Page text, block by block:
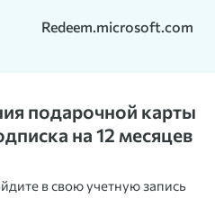
Redeem.microsoft.com
подарочной карты
на 12 месяцев
в свою учетную запись